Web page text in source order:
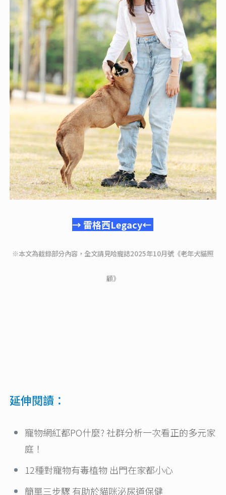
→ 雷格西Legacy←
※本文為截錄部分內容，全文請見哈寵誌2025年10月號《老年犬貓照
顧》
延伸閱讀：
寵物網紅都PO什麼? 社群分析一次看正的多元家
庭！
12種對寵物有毒植物 出門在家都小心
簡單三步驟 有助於貓咪泌尿道保健